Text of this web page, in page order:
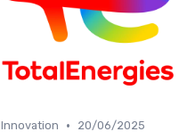
Innovation •
20/06/2025